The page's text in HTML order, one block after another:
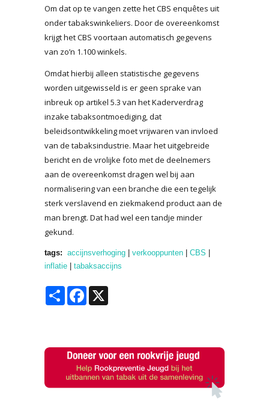
Om dat op te vangen zette het CBS enquêtes uit
onder tabakswinkeliers. Door de overeenkomst
krijgt het CBS voortaan automatisch gegevens
van zo’n 1.100 winkels.
Omdat hierbij alleen statistische gegevens
worden uitgewisseld is er geen sprake van
inbreuk op artikel 5.3 van het Kaderverdrag
inzake tabaksontmoediging, dat
beleidsontwikkeling moet vrijwaren van invloed
van de tabaksindustrie. Maar het uitgebreide
bericht en de vrolijke foto met de deelnemers
aan de overeenkomst dragen wel bij aan
normalisering van een branche die een tegelijk
sterk verslavend en ziekmakend product aan de
man brengt. Dat had wel een tandje minder
gekund.
tags: accijnsverhoging verkooppunten CBS
inflatie
tabaksaccijns
Share Facebook